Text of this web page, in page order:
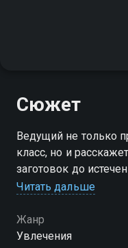
Сюжет
Ведущий не только
класс, но и
заготовок до
вы можете
качестве на
Читать дальше
Жанр
Увлечения